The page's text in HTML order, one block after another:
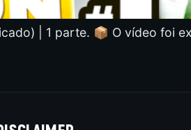
| 1 parte. 📦 O vídeo foi